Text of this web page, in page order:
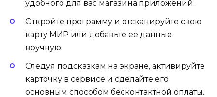
удобного для вас магазина приложений.
Откройте программу и отсканируйте свою
карту МИР или добавьте ее данные
вручную.
Следуя подсказкам на экране, активируйте
карточку в сервисе и сделайте его
основным способом бесконтактной оплаты.